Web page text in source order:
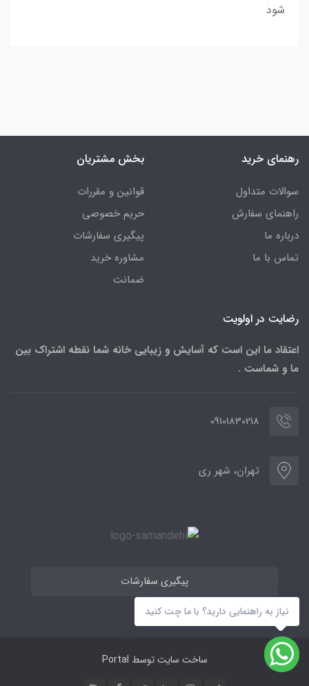
شود
رهنمای خرید
سوالات متداول
راهنمای سفارش
درباره ما
تماس با ما
بخش مشتریان
قوانین و مقررات
حریم خصوصی
پیگیری سفارشات
مشاوره خرید
ضمانت
رضایت در اولویت
اعتقاد ما این است که آسایش و زیبایی خانه شما نقطه اشتراک بین
ما و شماست .
09101830218
تهران، شهر ری
پیگیری سفارشات
ساخت سایت توسط Portal
نیاز به راهنمایی دارید؟ با ما چت کنید